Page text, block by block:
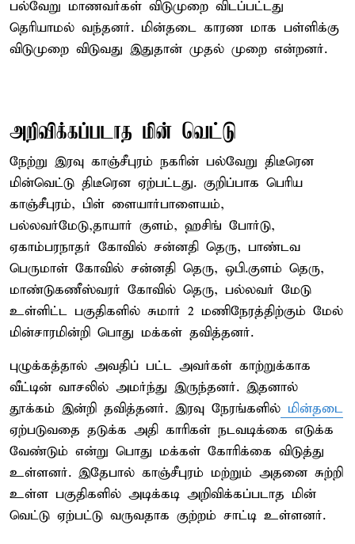
பல்வேறு மாணவர்கள் விடுமுறை விடப்பட்டது
தெரியாமல் வந்தனர். மின்தடை காரண மாக பள்ளிக்கு
விடுமுறை விடுவது இதுதான் முதல் முறை என்றனர்.
அறிவிக்கப்படாத மின் வெட்டு
நேற்று இரவு காஞ்சீபுரம் நகரின் பல்வேறு திடீரென
மின்வெட்டு திடீரென ஏற்பட்டது. குறிப்பாக பெரிய
காஞ்சீபுரம், பிள் ளையார்பாளையம்,
பல்லவர்மேடு,தாயார் குளம், ஹசிங் போர்டு,
ஏகாம்பரநாதர் கோவில் சன்னதி தெரு, பாண்டவ
பெருமாள் கோவில் சன்னதி தெரு, ஒபி.குளம் தெரு,
மாண்டுகணீஸ்வரர் கோவில் தெரு, பல்லவர் மேடு
உள்ளிட்ட பகுதிகளில் சுமார் 2 மணிநேரத்திற்கும் மேல்
மின்சாரமின்றி பொது மக்கள் தவித்தனர்.
புழுக்கத்தால் அவதிப் பட்ட அவர்கள் காற்றுக்காக
வீட்டின் வாசலில் அமர்ந்து இருந்தனர். இதனால்
தூக்கம் இன்றி தவித்தனர். இரவு நேரங்களில் மின்தடை
ஏற்படுவதை தடுக்க அதி காரிகள் நடவடிக்கை எடுக்க
வேண்டும் என்று பொது மக்கள் கோரிக்கை விடுத்து
உள்ளனர். இதேபால் காஞ்சீபுரம் மற்றும் அதனை சுற்றி
உள்ள பகுதிகளில் அடிக்கடி அறிவிக்கப்படாத மின்
வெட்டு ஏற்பட்டு வருவதாக குற்றம் சாட்டி உள்ளனர்.